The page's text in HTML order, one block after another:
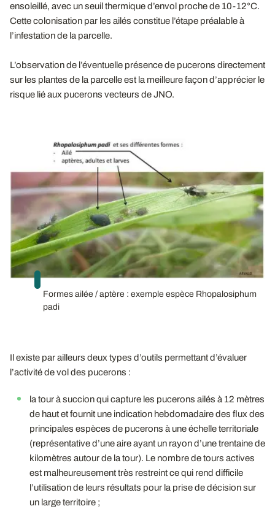
ensoleillé, avec un seuil thermique d’envol proche de 10-12°C.
Cette colonisation par les ailés constitue l’étape préalable à
l’infestation de la parcelle.
L’observation de l’éventuelle présence de pucerons directement
sur les plantes de la parcelle est la meilleure façon d’apprécier le
risque lié aux pucerons vecteurs de JNO.
Formes ailée / aptère : exemple espèce Rhopalosiphum
padi
Il existe par ailleurs deux types d’outils permettant d’évaluer
l’activité de vol des pucerons :
la tour à succion qui capture les pucerons ailés à 12 mètres
de haut et fournit une indication hebdomadaire des flux des
principales espèces de pucerons à une échelle territoriale
(représentative d’une aire ayant un rayon d’une trentaine de
kilomètres autour de la tour). Le nombre de tours actives
est malheureusement très restreint ce qui rend difficile
l’utilisation de leurs résultats pour la prise de décision sur
un large territoire ;